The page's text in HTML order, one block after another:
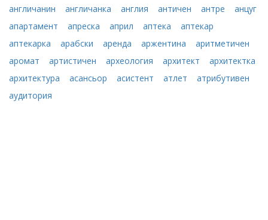
англичанин
англичанка англия античен антре
анцуг
апартамент
апреска април аптека
аптекар
аптекарка
арабски аренда аржентина
аритметичен
аромат
артистичен археология архитект
архитектка
архитектура
асансьор асистент атлет
атрибутивен
аудитория